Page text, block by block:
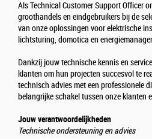
Als Technical Customer Support Officer
groothandels en eindgebruikers bij de
van onze oplossingen voor elektrische
lichtsturing, domotica en
Dankzij jouw technische kennis en
klanten om hun projecten succesvol te
technisch advies met een professionele
belangrijke schakel tussen onze klanten
Jouw verantwoordelijkheden
Technische ondersteuning en advies